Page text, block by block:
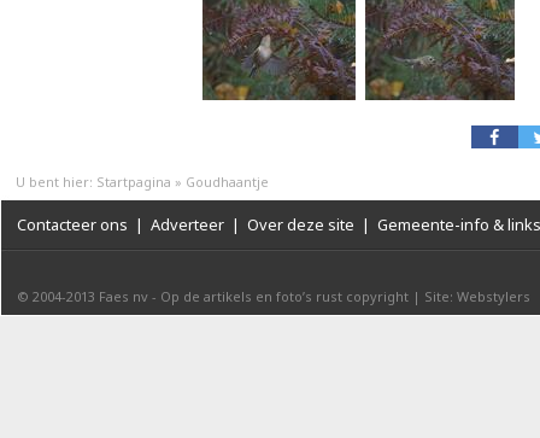
U bent hier: Startpagina » Goudhaantje
Contacteer ons | Adverteer | Over deze site | Gemeente-info & links
© 2004-2013 Faes nv - Op de artikels en foto’s rust copyright | Site: Webstylers